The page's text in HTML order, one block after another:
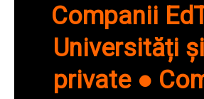
Companii
Universități
private ●